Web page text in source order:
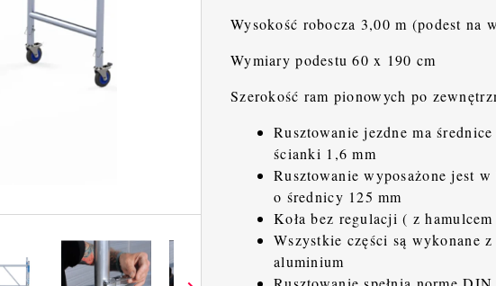
Wysokość robocza 3,00 m (podest na
Wymiary podestu 60 x 190 cm
Szerokość ram pionowych po
Rusztowanie jezdne ma
ścianki 1,6 mm
Rusztowanie wyposażone jest
o średnicy 125 mm
Koła bez regulacji ( z
Wszystkie części są wykonane
aluminium